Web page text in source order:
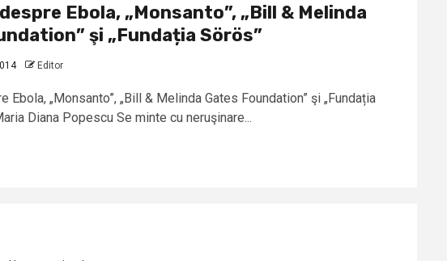
Ebola, „Monsanto”, „Bill & Melinda
şi „Fundația Sörös”
Editor
Ebola, „Monsanto”, „Bill & Melinda Gates Foundation” şi „Fundația
Diana Popescu Se minte cu neruşinare...